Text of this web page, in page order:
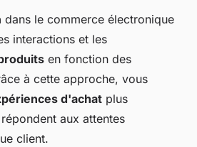
dans le commerce électronique
interactions et les
en fonction des
à cette approche, vous
d'achat plus
aux attentes
client.